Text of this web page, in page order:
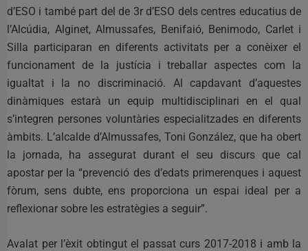
d’ESO i també part del de 3r d’ESO dels centres educatius de
l’Alcúdia, Alginet, Almussafes, Benifaió, Benimodo, Carlet i
Silla participaran en diferents activitats per a conèixer el
funcionament de la justícia i treballar aspectes com la
igualtat i la no discriminació. Al capdavant d’aquestes
dinàmiques estarà un equip multidisciplinari en el qual
s’integren persones voluntàries especialitzades en diferents
àmbits. L’alcalde d’Almussafes, Toni González, que ha obert
la jornada, ha assegurat durant el seu discurs que cal
apostar per la “prevenció des d’edats primerenques i aquest
fòrum, sens dubte, ens proporciona un espai ideal per a
reflexionar sobre les estratègies a seguir”.
Avalat per l’èxit obtingut el passat curs 2017-2018 i amb la